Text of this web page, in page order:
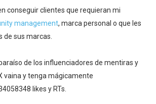
conseguir clientes que requieran mi
management, marca personal o que les
de sus marcas.
de los influenciadores de mentiras y
vaina y tenga mágicamente
likes y RTs.